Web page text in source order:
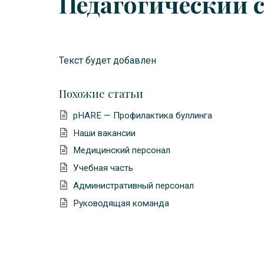
Текст будет добавлен
Похожие статьи
pHARE — Профилактика буллинга
Наши вакансии
Медицинский персонал
Учебная часть
Административный персонал
Руководящая команда